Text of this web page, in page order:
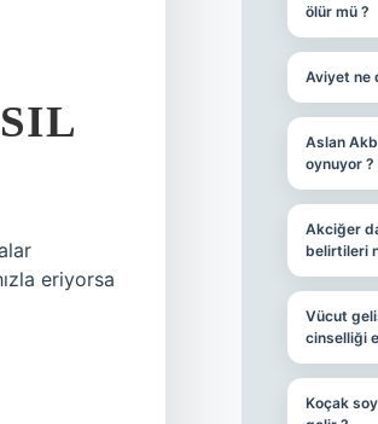
eriyorsa
ölür mü ?
Aviyet ne
Aslan
oynuyor ?
Akciğer
belirtileri
Vücut
cinselliği
Koçak